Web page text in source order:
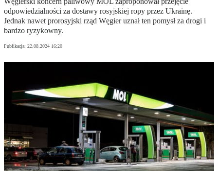
odpowiedzialności za dostawy rosyjskiej ropy przez Ukrainę.
Jednak nawet prorosyjski rząd Węgier uznał ten pomysł za drogi i
bardzo ryzykowny.
Publikacja: 22.08.2024 16:20